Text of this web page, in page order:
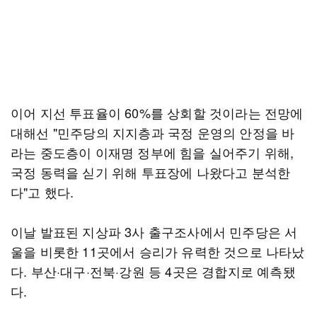
이어 지선 투표율이 60%를 상회할 것이라는 전망에
대해선 "민주당의 지지층과 국정 운영의 안정을 바
라는 중도층이 이재명 정부에 힘을 실어주기 위해,
국정 동력을 싣기 위해 투표장에 나왔다고 분석한
다"고 했다.
이날 발표된 지상파 3사 출구조사에서 민주당은 서
울을 비롯한 11곳에서 승리가 유력한 것으로 나타났
다. 부산·대구·전북·강원 등 4곳은 경합지로 예측됐
다.